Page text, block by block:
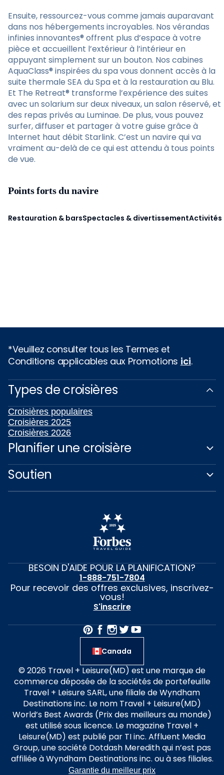
Ensuite, ressourcez-vous comme jamais auparavant
dans nos hébergements incroyables. Nos vérandas
infinies innovantes® offrent plus d’espace à votre
pièce et accueillent l’extérieur à l’intérieur en
appuyant simplement sur un bouton. Nos cabines
AquaClass® inspirées du spa vous donnent accès à la
suite thermale SEA du Spa et à la restauration au Blu.
Et The Retreat® transforme l’expérience des suites
avec un solarium sur deux niveaux, un salon réservé, et
des repas privés au Luminae. De plus, vous pouvez
surfer, diffuser et partager à votre guise grâce à
Internet haut débit Starlink. C’est un navire qui va
vraiment au-delà de ce qui est attendu à tous points
de vue.
Points forts du navire
Restauration & barsSpectacles & divertissementActivités
*Veuillez consulter tous les Termes et
Conditions applicables aux Promotions ici.
Types de croisières
Croisières populaires
Croisières 2025
Croisières 2026
Planifier une croisière
Soutien
BESOIN D'AIDE POUR LA PLANIFICATION?
1-888-751-7804
Pour recevoir des offres exclusives, inscrivez-
vous!
S'inscrire
Canada
© 2026 Travel + Leisure(MD) est une marque de
commerce déposée de la sociétés de portefeuille
Travel + Leisure SARL, une filiale de Wyndham
Destinations inc. Le nom Travel + Leisure(MD)
World’s Best Awards (Prix des meilleurs au monde)
est utilisé sous licence. Le magazine Travel +
Leisure(MD) est publié par TI inc. Affluent Media
Group, une société Dotdash Meredith qui n’est pas
affiliée à Wyndham Destinations inc. ou à ses filiales.
Garantie du meilleur prix